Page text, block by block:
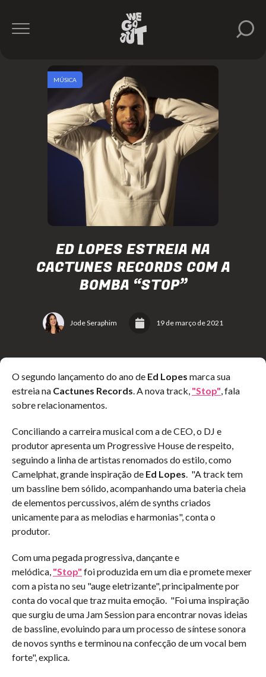
ED LOPES ESTREIA NA
CACTUNES RECORDS COM A
BOMBA “STOP”
Jode Seraphim 19 de março de 2021
MÚSICA
O segundo lançamento do ano de Ed Lopes marca sua
estreia na Cactunes Records. A nova track, "Stop", fala
sobre relacionamentos.
Conciliando a carreira musical com a de CEO, o DJ e
produtor apresenta um Progressive House de respeito,
seguindo a linha de artistas renomados do estilo, como
Camelphat, grande inspiração de Ed Lopes. "A track tem
um bassline bem sólido, acompanhando uma bateria cheia
de elementos percussivos, além de synths criados
unicamente para as melodias e harmonias", conta o
produtor.
Com uma pegada progressiva, dançante e
melódica, "Stop" foi produzida em um dia e promete mexer
com a pista no seu "auge eletrizante", principalmente por
conta do vocal que traz muita emoção. "Foi uma inspiração
que surgiu de uma Jam Session para encontrar novas ideias
de bassline, evoluindo para um processo de síntese sonora
de novos synths e terminou na confecção de um vocal bem
forte", explica.